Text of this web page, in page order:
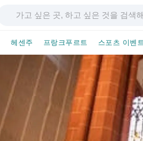
헤센주 프랑크푸르트 스포츠 이벤트